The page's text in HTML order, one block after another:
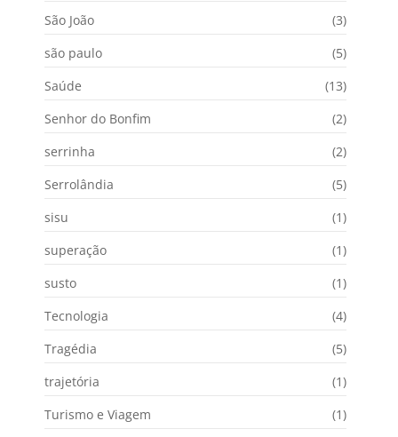
São João
(3)
são paulo
(5)
Saúde
(13)
Senhor do Bonfim
(2)
serrinha
(2)
Serrolândia
(5)
sisu
(1)
superação
(1)
susto
(1)
Tecnologia
(4)
Tragédia
(5)
trajetória
(1)
Turismo e Viagem
(1)